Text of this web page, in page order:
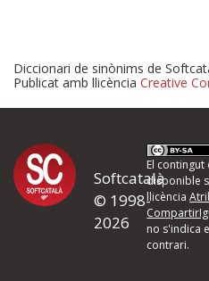
Proposeu-
d'errors
Si heu trobat un error o voleu
quina és la millora que
Diccionari de sinònims de
Publicat amb llicència Creative
Softcatalà
© 1998-
2026
El contingut
disponible
llicència
no s'indica
contrari.